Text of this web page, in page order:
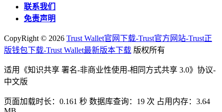
联系我们
免责声明
CopyRight © 2026 Trust Wallet官网下载-Trust官方网站-Trust正
版钱包下载-Trust Wallet最新版本下载 版权所有
适用《知识共享 署名-非商业性使用-相同方式共享 3.0》协议-
中文版
页面加载时长：0.161 秒 数据库查询：19 次 占用内存：3.64